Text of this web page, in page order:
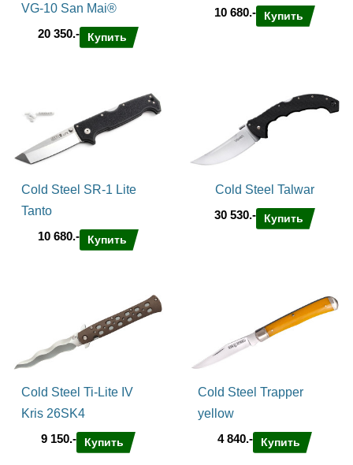
VG-10 San Mai®
20 350.-
Купить
10 680.-
Купить
Cold Steel SR-1 Lite
Tanto
10 680.-
Купить
Cold Steel Talwar
30 530.-
Купить
Cold Steel Ti-Lite IV
Kris 26SK4
9 150.-
Купить
Cold Steel Trapper
yellow
4 840.-
Купить